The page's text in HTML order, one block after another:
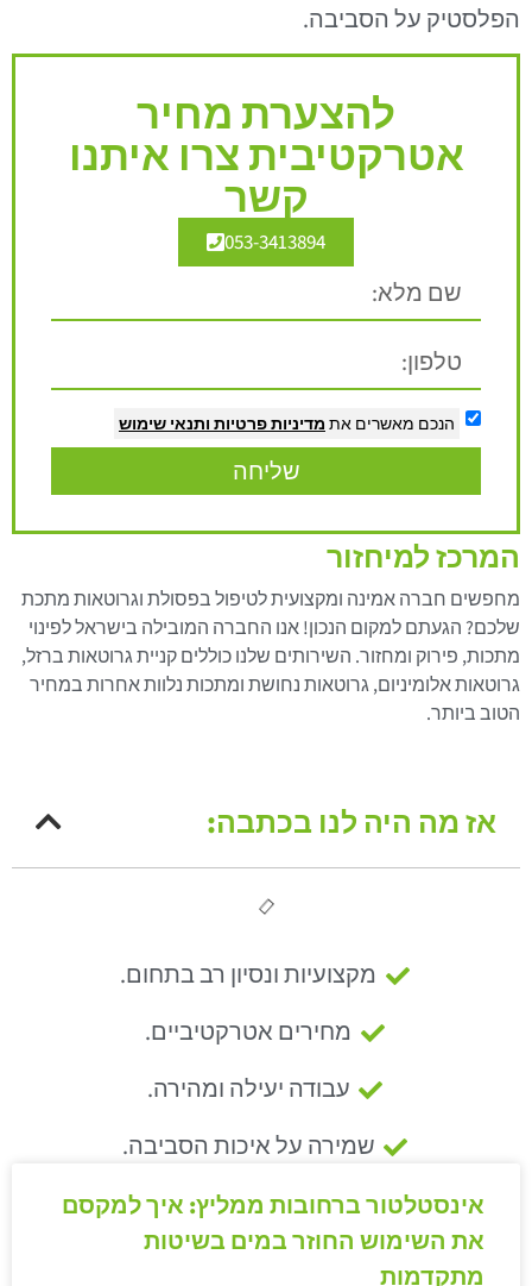
הפלסטיק על הסביבה.
להצערת מחיר
אטרקטיבית צרו איתנו
קשר
053-3413894
הנכם מאשרים את מדיניות פרטיות ותנאי שימוש
שליחה
המרכז למיחזור
מחפשים חברה אמינה ומקצועית לטיפול בפסולת וגרוטאות מתכת
שלכם? הגעתם למקום הנכון! אנו החברה המובילה בישראל לפינוי
מתכות, פירוק ומחזור. השירותים שלנו כוללים קניית גרוטאות ברזל,
גרוטאות אלומיניום, גרוטאות נחושת ומתכות נלוות אחרות במחיר
הטוב ביותר.
אז מה היה לנו בכתבה:
מקצועיות ונסיון רב בתחום.
מחירים אטרקטיביים.
עבודה יעילה ומהירה.
שמירה על איכות הסביבה.
אינסטלטור ברחובות ממליץ: איך למקסם
את השימוש החוזר במים בשיטות
מתקדמות